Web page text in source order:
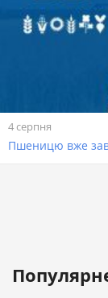
4 серпня
Пшеницю вже